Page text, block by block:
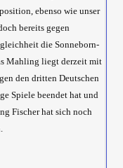
ebenso wie unser
bereits gegen
die Sonneborn-
Mahling liegt derzeit mit
den dritten Deutschen
Spiele beendet hat und
Fischer hat sich noch